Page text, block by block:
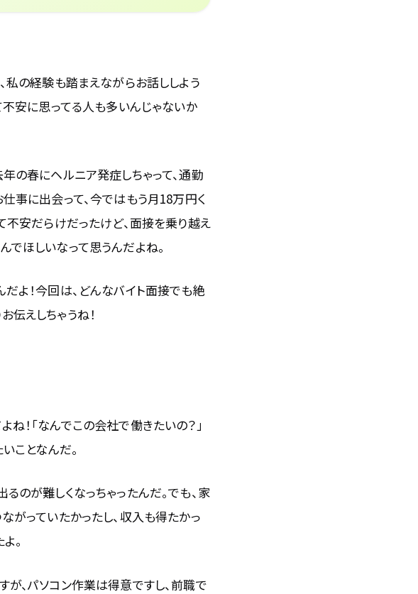
私の経験も踏まえながらお話ししよう
不安に思ってる人も多いんじゃないか
の春にヘルニア発症しちゃって、通勤
事に出会って、今ではもう月18万円く
不安だらけだったけど、面接を乗り越え
ほしいなって思うんだよね。
よ！今回は、どんなバイト面接でも絶
えしちゃうね！
！「なんでこの会社で働きたいの？」
ことなんだ。
のが難しくなっちゃったんだ。でも、家
がっていたかったし、収入も得たかっ
。
、パソコン作業は得意ですし、前職で